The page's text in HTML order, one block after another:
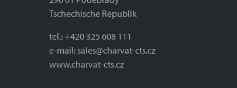
Tschechische Republik
tel.:+420 325 608 111
e-mail: sales@charvat-cts.cz
www.charvat-cts.cz